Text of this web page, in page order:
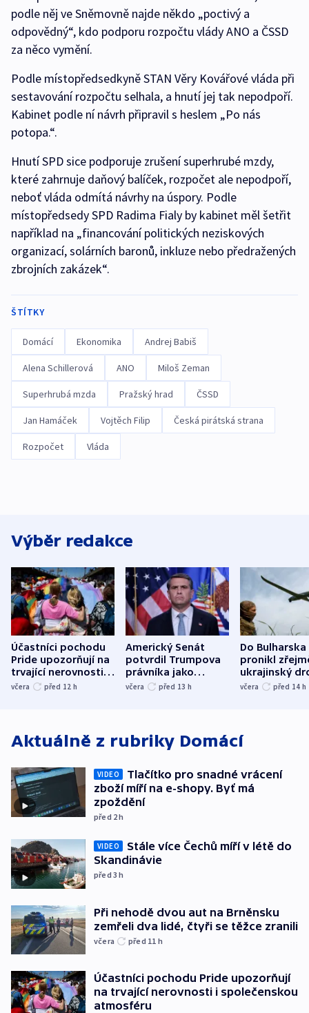
podle něj ve Sněmovně najde někdo „poctivý a
odpovědný“, kdo podporu rozpočtu vlády ANO a ČSSD
za něco vymění.
Podle místopředsedkyně STAN Věry Kovářové vláda při
sestavování rozpočtu selhala, a hnutí jej tak nepodpoří.
Kabinet podle ní návrh připravil s heslem „Po nás
potopa.“.
Hnutí SPD sice podporuje zrušení superhrubé mzdy,
které zahrnuje daňový balíček, rozpočet ale nepodpoří,
neboť vláda odmítá návrhy na úspory. Podle
místopředsedy SPD Radima Fialy by kabinet měl šetřit
například na „financování politických neziskových
organizací, solárních baronů, inkluze nebo předražených
zbrojních zakázek“.
ŠTÍTKY
Domácí Ekonomika Andrej Babiš
Alena Schillerová ANO Miloš Zeman
Superhrubá mzda Pražský hrad ČSSD
Jan Hamáček Vojtěch Filip Česká pirátská strana
Rozpočet Vláda
Výběr redakce
Účastníci pochodu
Pride upozorňují na
trvající nerovnosti i
společenskou
včera před 12 h
Americký Senát
potvrdil Trumpova
právníka jako
ministra
včera před 13 h
Do Bulharska
pronikl
ukrajinský
explodoval
včera před 14 h
Aktuálně z rubriky Domácí
VIDEO
Tlačítko pro snadné vrácení
zboží míří na e-shopy. Byť má
zpoždění
před 2h
VIDEO
Stále více Čechů míří v létě do
Skandinávie
před 3h
Při nehodě dvou aut na Brněnsku
zemřeli dva lidé, čtyři se těžce zranili
včera před 11 h
Účastníci pochodu Pride upozorňují
na trvající nerovnosti i společenskou
atmosféru